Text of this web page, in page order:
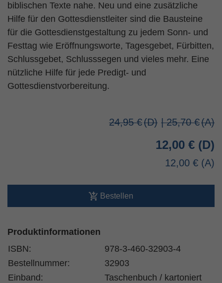
biblischen Texte nahe. Neu und eine zusätzliche
Hilfe für den Gottesdienstleiter sind die Bausteine
für die Gottesdienstgestaltung zu jedem Sonn- und
Festtag wie Eröffnungsworte, Tagesgebet, Fürbitten,
Schlussgebet, Schlusssegen und vieles mehr. Eine
nützliche Hilfe für jede Predigt- und
Gottesdienstvorbereitung.
24,95 € | 25,70 €
12,00 €
12,00 €
Bestellen
Produktinformationen
ISBN:
978-3-460-32903-4
Bestellnummer:
32903
Einband:
Taschenbuch / kartoniert